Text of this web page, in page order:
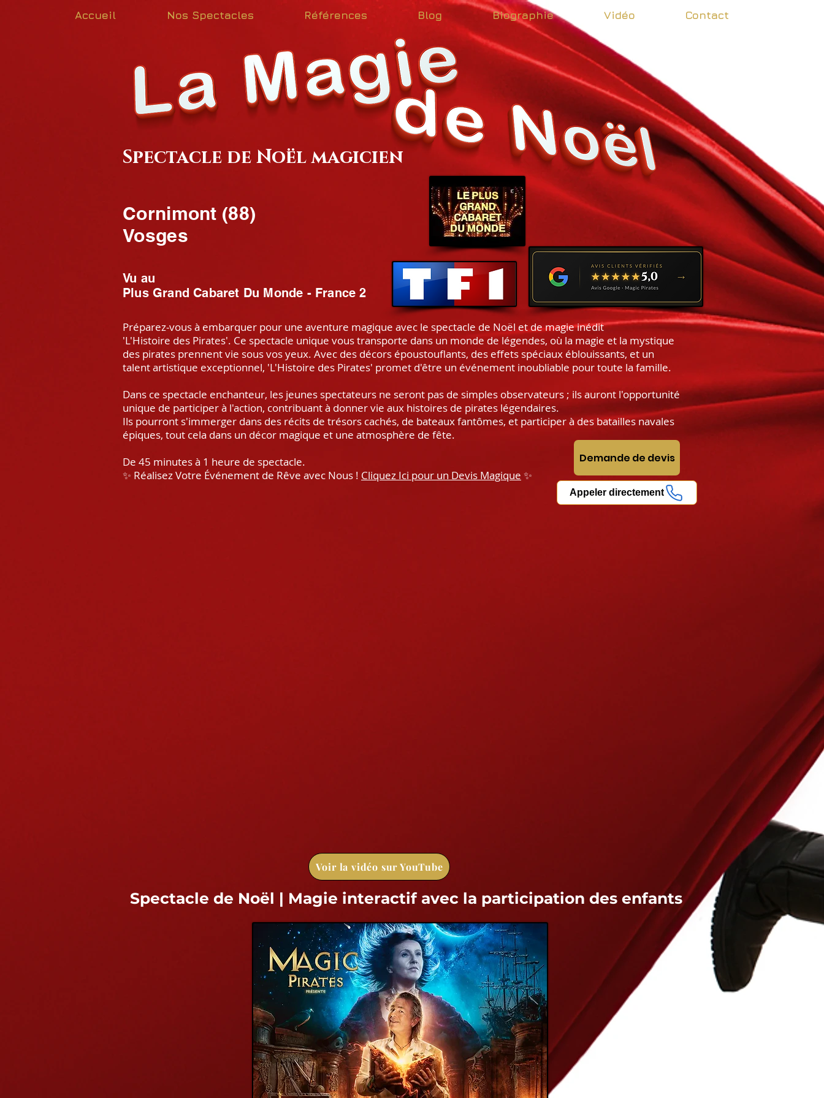
Accueil Nos Spectacles Références Blog Biographie Vidéo Contact
Spectacle de Noël magicien
Cornimont (88)
Vosges
Vu au
Plus Grand Cabaret Du Monde - France 2
Préparez-vous à embarquer pour une aventure magique avec le spectacle de Noël et de magie inédit
'L'Histoire des Pirates'. Ce spectacle unique vous transporte dans un monde de légendes, où la magie et la mystique
des pirates prennent vie sous vos yeux. Avec des décors époustouflants, des effets spéciaux éblouissants, et un
talent artistique exceptionnel, 'L'Histoire des Pirates' promet d'être un événement inoubliable pour toute la famille.
Dans ce spectacle enchanteur, les jeunes spectateurs ne seront pas de simples observateurs ; ils auront l'opportunité
unique de participer à l'action, contribuant à donner vie aux histoires de pirates légendaires.
Ils pourront s'immerger dans des récits de trésors cachés, de bateaux fantômes, et participer à des batailles navales
épiques, tout cela dans un décor magique et une atmosphère de fête.
De 45 minutes à 1 heure de spectacle.
✨ Réalisez Votre Événement de Rêve avec Nous ! Cliquez Ici pour un Devis Magique ✨
Demande de devis
Appeler directement
Voir la vidéo sur YouTube
Spectacle de Noël | Magie interactif avec la participation des enfants